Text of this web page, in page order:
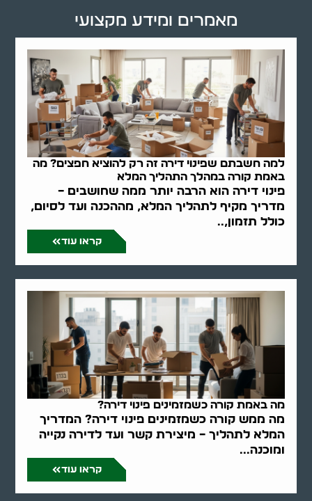
למה חשבתם שפינוי דירה זה רק להוציא חפצים? מה
באמת קורה במהלך התהליך המלא
פינוי דירה הוא הרבה יותר ממה שחושבים –
מדריך מקיף לתהליך המלא, מההכנה ועד לסיום,
כולל תזמון,..
קראו עוד
מה באמת קורה כשמזמינים פינוי דירה?
מה ממש קורה כשמזמינים פינוי דירה? המדריך
המלא לתהליך – מיצירת קשר ועד לדירה נקייה
ומוכנה...
קראו עוד
מאמרים ומידע מקצועי